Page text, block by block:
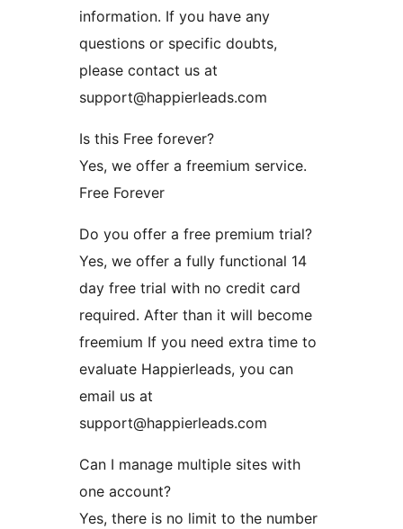
information. If you have any
questions or specific doubts,
please contact us at
support@happierleads.com
Is this Free forever?
Yes, we offer a freemium service.
Free Forever
Do you offer a free premium trial?
Yes, we offer a fully functional 14
day free trial with no credit card
required. After than it will become
freemium If you need extra time to
evaluate Happierleads, you can
email us at
support@happierleads.com
Can I manage multiple sites with
one account?
Yes, there is no limit to the number